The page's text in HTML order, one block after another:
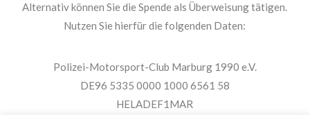
Alternativ können Sie die Spende als Überweisung tätigen.
Nutzen Sie hierfür die folgenden Daten:
Polizei-Motorsport-Club Marburg 1990 e.V.
DE96 5335 0000 1000 6561 58
HELADEF1MAR